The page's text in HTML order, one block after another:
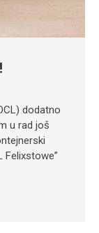
dodatno
u rad još
Felixstowe”